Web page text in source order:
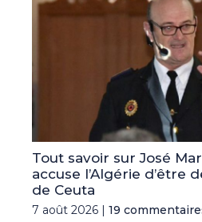
Tout savoir sur José
accuse l’Algérie d’être
de Ceuta
7 août 2026 | 19